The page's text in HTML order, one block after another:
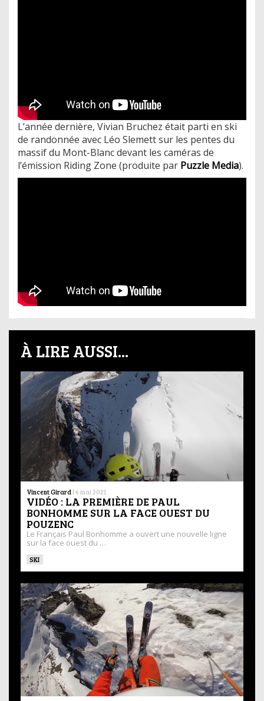
L’année dernière, Vivian Bruchez était parti en ski
de randonnée avec Léo Slemett sur les pentes du
massif du Mont-Blanc devant les caméras de
l’émission Riding Zone (produite par Puzzle Media).
À LIRE AUSSI...
Vincent Girard | 6 mai 2021
VIDÉO : LA PREMIÈRE DE PAUL
BONHOMME SUR LA FACE OUEST DU
POUZENC
Le Français Paul Bonhomme a ouvert une nouvelle ligne
sur la face ouest du …
SKI